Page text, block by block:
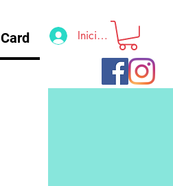
Iniciar sesión